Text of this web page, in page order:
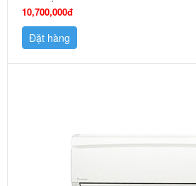
10,700,000đ
Đặt hàng